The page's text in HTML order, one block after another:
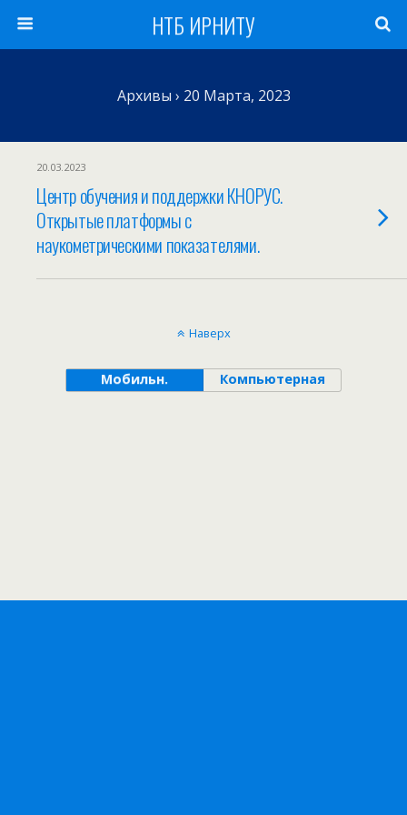
НТБ ИРНИТУ
Архивы › 20 Марта, 2023
20.03.2023
Центр обучения и поддержки КНОРУС.
Открытые платформы с
наукометрическими показателями.
Наверх
Мобильн. Компьютерная